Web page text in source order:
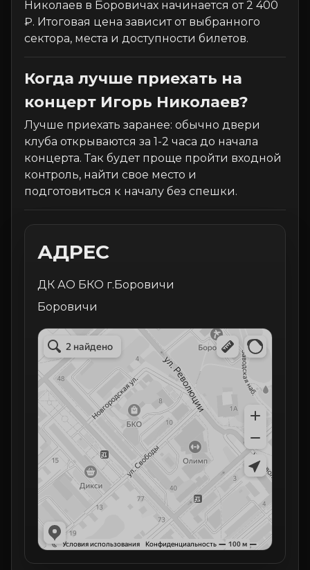
Николаев в Боровичах начинается от 2 400
₽. Итоговая цена зависит от выбранного
сектора, места и доступности билетов.
Когда лучше приехать на
концерт Игорь Николаев?
Лучше приехать заранее: обычно двери
клуба открываются за 1-2 часа до начала
концерта. Так будет проще пройти входной
контроль, найти свое место и
подготовиться к началу без спешки.
АДРЕС
ДК АО БКО г.Боровичи
Боровичи